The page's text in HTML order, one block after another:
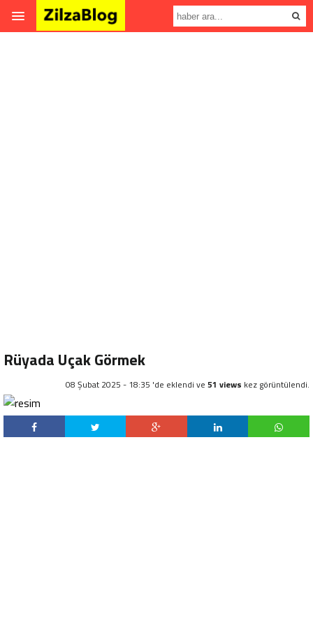
Rüyada Uçak Görmek
08 Şubat 2025 - 18:35 'de eklendi ve 51 views kez görüntülendi.